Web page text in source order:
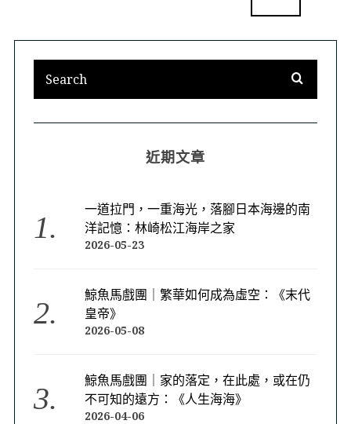
近期文章
一道拉門，一重海光，落腳日本海邊的南
洋記憶：林崎松江海岸之家
2026-05-23
鯨魚馬戲團｜繁華如何成為虛空：《末代
皇帝》
2026-05-08
鯨魚馬戲團｜家的落定，在此處，或在仍
不可知的遠方：《人生海海》
2026-04-06